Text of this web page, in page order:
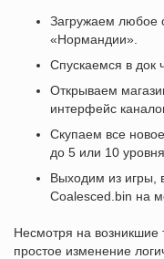
Загружаем любое
«Нормандии».
Спускаемся в док
Открываем
интерфейс
Скупаем все
до 5 или 10 уровня.
Выходим из игры,
Coalesced.bin на
Несмотря на возникшие
простое изменение